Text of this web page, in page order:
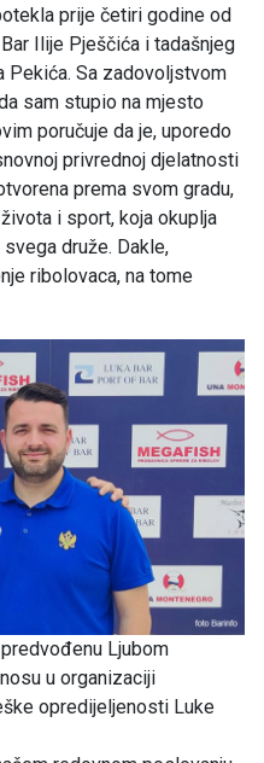
prije četiri godine od
Ilije Pješčića i tadašnjeg
Pekića. Sa zadovoljstvom
sam stupio na mjesto
poručuje da je, uporedo
privrednoj djelatnosti
prema svom gradu,
i sport, koja okuplja
druže. Dakle,
ribolovaca, na tome
Ljubom
u organizaciji
opredijeljenosti Luke